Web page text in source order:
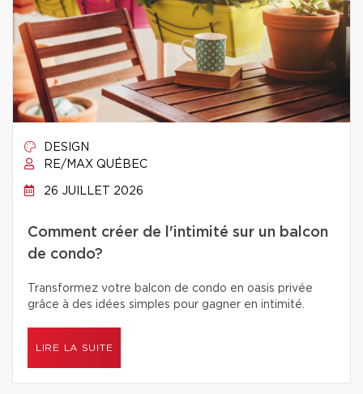
DESIGN
RE/MAX QUÉBEC
26 JUILLET 2026
Comment créer de l'intimité sur un balcon
de condo?
Transformez votre balcon de condo en oasis privée
grâce à des idées simples pour gagner en intimité.
LIRE LA SUITE